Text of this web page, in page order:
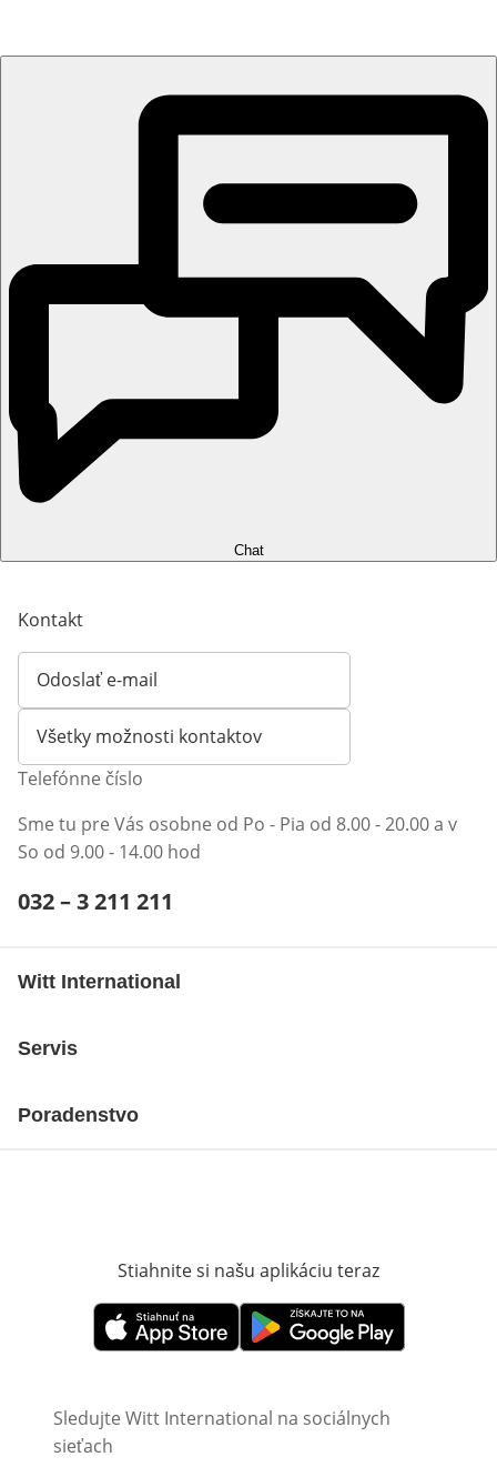
Chat
Kontakt
Odoslať e-mail
Otvorí e-mailového klienta
Všetky možnosti kontaktov
Telefónne číslo
Sme tu pre Vás osobne od Po - Pia od 8.00 - 20.00 a v
So od 9.00 - 14.00 hod
Telefónne číslo:
032 – 3 211 211
Witt International
Servis
Poradenstvo
Stiahnite si našu aplikáciu teraz
Otvorí sa vnovom okneOtvorí sa vnovom okne
Sledujte Witt International na sociálnych
sieťach